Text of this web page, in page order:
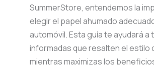
SummerStore, entendemos la
elegir el papel ahumado
automóvil. Esta guía te ayudará
informadas que resalten el estilo
mientras maximizas los